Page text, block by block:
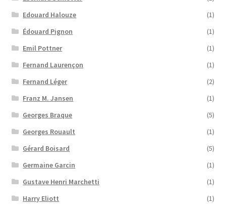
Edouard Halouze
(1)
Édouard Pignon
(1)
Emil Pottner
(1)
Fernand Laurençon
(1)
Fernand Léger
(2)
Franz M. Jansen
(1)
Georges Braque
(5)
Georges Rouault
(1)
Gérard Boisard
(5)
Germaine Garcin
(1)
Gustave Henri Marchetti
(1)
Harry Eliott
(1)